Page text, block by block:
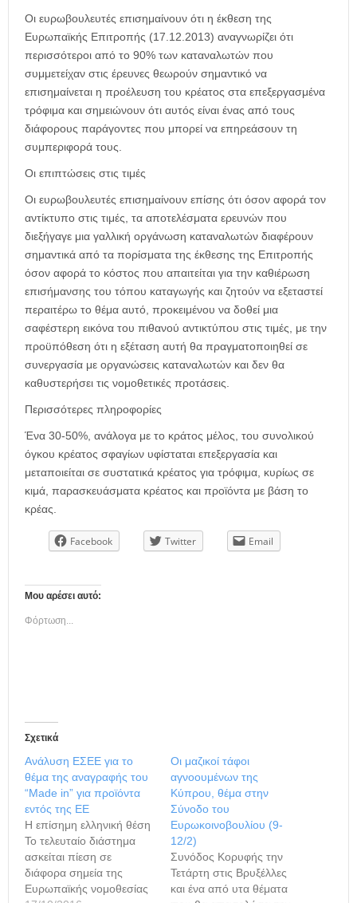
Οι ευρωβουλευτές επισημαίνουν ότι η έκθεση της
Ευρωπαϊκής Επιτροπής (17.12.2013) αναγνωρίζει ότι
περισσότεροι από το 90% των καταναλωτών που
συμμετείχαν στις έρευνες θεωρούν σημαντικό να
επισημαίνεται η προέλευση του κρέατος στα επεξεργασμένα
τρόφιμα και σημειώνουν ότι αυτός είναι ένας από τους
διάφορους παράγοντες που μπορεί να επηρεάσουν τη
συμπεριφορά τους.
Οι επιπτώσεις στις τιμές
Οι ευρωβουλευτές επισημαίνουν επίσης ότι όσον αφορά τον
αντίκτυπο στις τιμές, τα αποτελέσματα ερευνών που
διεξήγαγε μια γαλλική οργάνωση καταναλωτών διαφέρουν
σημαντικά από τα πορίσματα της έκθεσης της Επιτροπής
όσον αφορά το κόστος που απαιτείται για την καθιέρωση
επισήμανσης του τόπου καταγωγής και ζητούν να εξεταστεί
περαιτέρω το θέμα αυτό, προκειμένου να δοθεί μια
σαφέστερη εικόνα του πιθανού αντικτύπου στις τιμές, με την
προϋπόθεση ότι η εξέταση αυτή θα πραγματοποιηθεί σε
συνεργασία με οργανώσεις καταναλωτών και δεν θα
καθυστερήσει τις νομοθετικές προτάσεις.
Περισσότερες πληροφορίες
Ένα 30-50%, ανάλογα με το κράτος μέλος, του συνολικού
όγκου κρέατος σφαγίων υφίσταται επεξεργασία και
μεταποιείται σε συστατικά κρέατος για τρόφιμα, κυρίως σε
κιμά, παρασκευάσματα κρέατος και προϊόντα με βάση το
κρέας.
Facebook Twitter Email
Μου αρέσει αυτό:
Φόρτωση...
Σχετικά
Ανάλυση ΕΣΕΕ για το
θέμα της αναγραφής του
“Made in” για προϊόντα
εντός της ΕΕ
Η επίσημη ελληνική θέση
Το τελευταίο διάστημα
ασκείται πίεση σε
διάφορα σημεία της
Ευρωπαϊκής νομοθεσίας
Οι μαζικοί τάφοι
αγνοουμένων της
Κύπρου, θέμα στην
Σύνοδο του
Ευρωκοινοβουλίου (9-
12/2)
Συνόδος Κορυφής την
Τετάρτη στις Βρυξέλλες
και ένα από υτα θέματα